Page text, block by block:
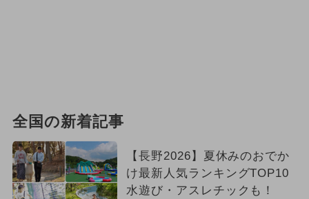
全国の新着記事
【長野2026】夏休みのおでか
け最新人気ランキングTOP10
水遊び・アスレチックも！